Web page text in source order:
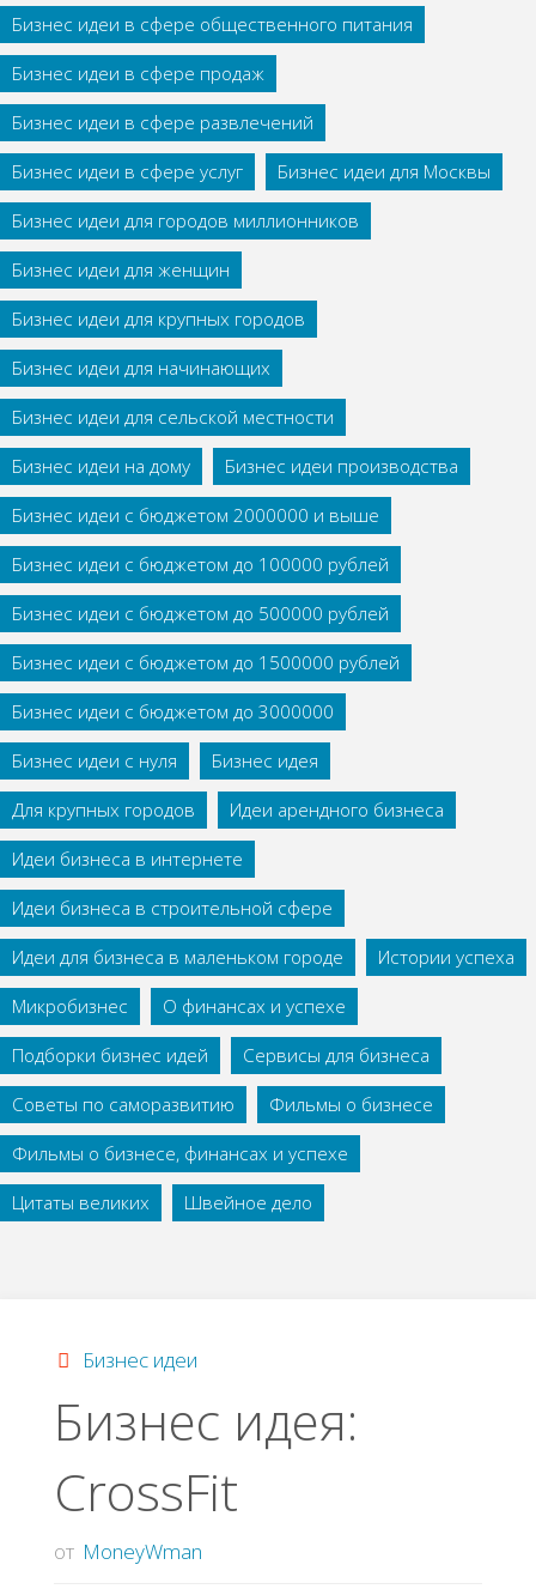
Бизнес идеи в сфере общественного питания
Бизнес идеи в сфере продаж
Бизнес идеи в сфере развлечений
Бизнес идеи в сфере услуг
Бизнес идеи для Москвы
Бизнес идеи для городов миллионников
Бизнес идеи для женщин
Бизнес идеи для крупных городов
Бизнес идеи для начинающих
Бизнес идеи для сельской местности
Бизнес идеи на дому
Бизнес идеи производства
Бизнес идеи с бюджетом 2000000 и выше
Бизнес идеи с бюджетом до 100000 рублей
Бизнес идеи с бюджетом до 500000 рублей
Бизнес идеи с бюджетом до 1500000 рублей
Бизнес идеи с бюджетом до 3000000
Бизнес идеи с нуля
Бизнес идея
Для крупных городов
Идеи арендного бизнеса
Идеи бизнеса в интернете
Идеи бизнеса в строительной сфере
Идеи для бизнеса в маленьком городе
Истории успеха
Микробизнес
О финансах и успехе
Подборки бизнес идей
Сервисы для бизнеса
Советы по саморазвитию
Фильмы о бизнесе
Фильмы о бизнесе, финансах и успехе
Цитаты великих
Швейное дело
Бизнес идеи
Бизнес идея:
CrossFit
от MoneyWman